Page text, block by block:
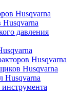
Husqvarna
Husqvarna
давления
Husqvarna
Husqvarna
Husqvarna